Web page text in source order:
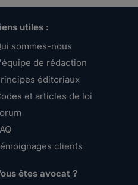
utiles :
sommes-nous
de rédaction
éditoriaux
et articles de loi
clients
êtes avocat ?